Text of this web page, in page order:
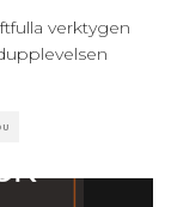
verktygen